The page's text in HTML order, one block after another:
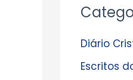
Diário
Escritos
r
u
i